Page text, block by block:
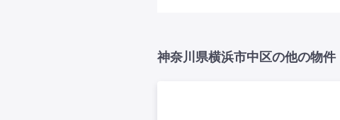
神奈川県横浜市中区の他の物件